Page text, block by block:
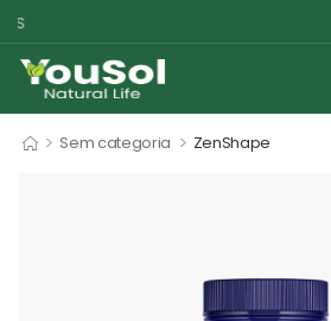
> Sem categoria > ZenShape